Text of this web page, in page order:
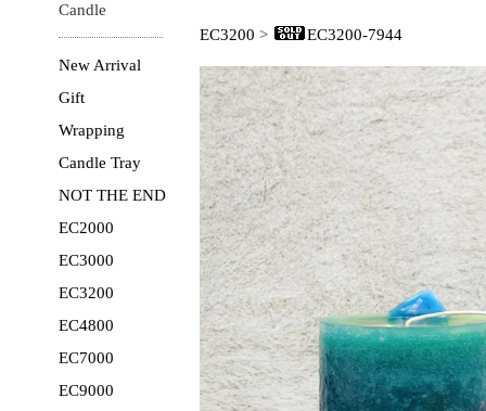
Candle
New Arrival
Gift
Wrapping
Candle Tray
NOT THE END
EC2000
EC3000
EC3200
EC4800
EC7000
EC9000
EC3200 > EC3200-7944